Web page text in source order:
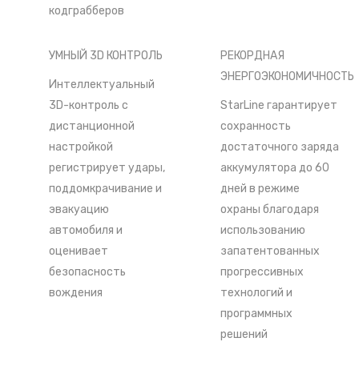
кодграбберов
УМНЫЙ 3D КОНТРОЛЬ
Интеллектуальный
3D-контроль с
дистанционной
настройкой
регистрирует удары,
поддомкрачивание и
эвакуацию
автомобиля и
оценивает
безопасность
вождения
РЕКОРДНАЯ
ЭНЕРГОЭКОНОМИЧНОСТЬ
StarLine гарантирует
сохранность
достаточного заряда
аккумулятора до 60
дней в режиме
охраны благодаря
использованию
запатентованных
прогрессивных
технологий и
программных
решений